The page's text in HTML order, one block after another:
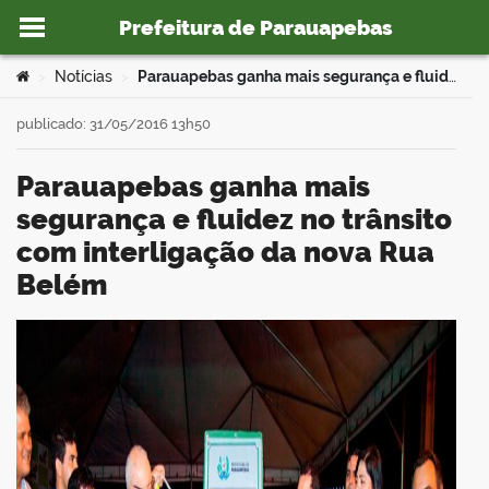
Ir para o conteúdo
Prefeitura de Parauapebas
portal
Você está aqui:
Notícias Parauapebas ganha mais segurança e fluidez no trânsito com interligação da nova Rua Belém
Parauapebas ganha mais
segurança e fluidez no trânsito
com interligação da nova Rua
Belém
publicado: 31/05/2016 13h50